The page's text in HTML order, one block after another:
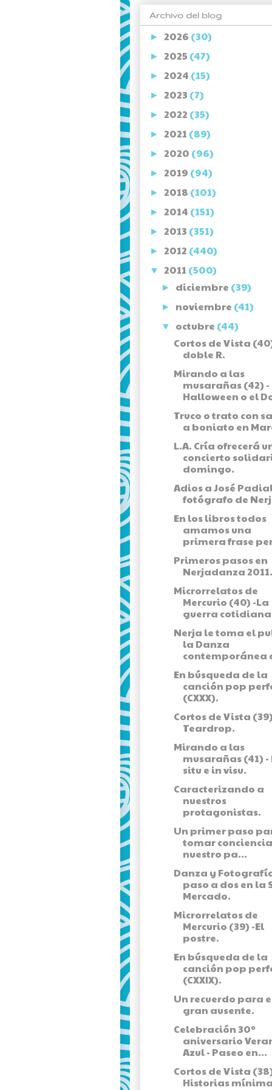
Archivo del blog
► 2026 (30)
► 2025 (47)
► 2024 (15)
► 2023 (7)
► 2022 (35)
► 2021 (89)
► 2020 (96)
► 2019 (94)
► 2018 (101)
► 2014 (151)
► 2013 (351)
► 2012 (440)
▼ 2011 (500)
► diciembre (39)
► noviembre (41)
▼ octubre (44)
Cortos de Vista
doble R.
Mirando a las
musarañas (42) -
Halloween o el
Truco o trato con
a boniato en
L.A. Cría ofrecerá
concierto
domingo.
Adios a José
fotógrafo de
En los libros todos
amamos una
primera frase
Primeros pasos en
Nerjadanza 2011.
Microrrelatos de
Mercurio (40) -La
guerra
Nerja le toma el
la Danza
contemporánea
En búsqueda de la
canción pop
(CXXX).
Cortos de Vista
Teardrop.
Mirando a las
musarañas (41) -
situ e in visu.
Caracterizando a
nuestros
protagonistas.
Un primer paso
tomar
nuestro pa...
Danza y
paso a dos en la
Mercado.
Microrrelatos de
Mercurio (39) -El
postre.
En búsqueda de la
canción pop
(CXXIX).
Un recuerdo para
gran ausente.
Celebración 30º
aniversario
Azul - Paseo en...
Cortos de Vista
Historias